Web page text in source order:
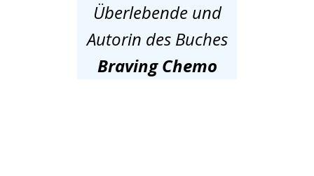
Überlebende und
Autorin des Buches
Braving Chemo